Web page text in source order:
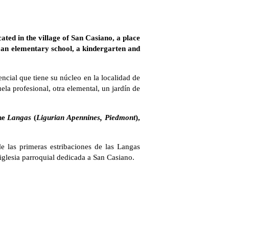
in the village of San Casiano, a place
elementary school, a kindergarten and
que tiene su núcleo en la localidad de
profesional, otra elemental, un jardín de
Langas(Ligurian Apennines, Piedmont),
las primeras estribaciones de las Langas
parroquial dedicada a San Casiano.